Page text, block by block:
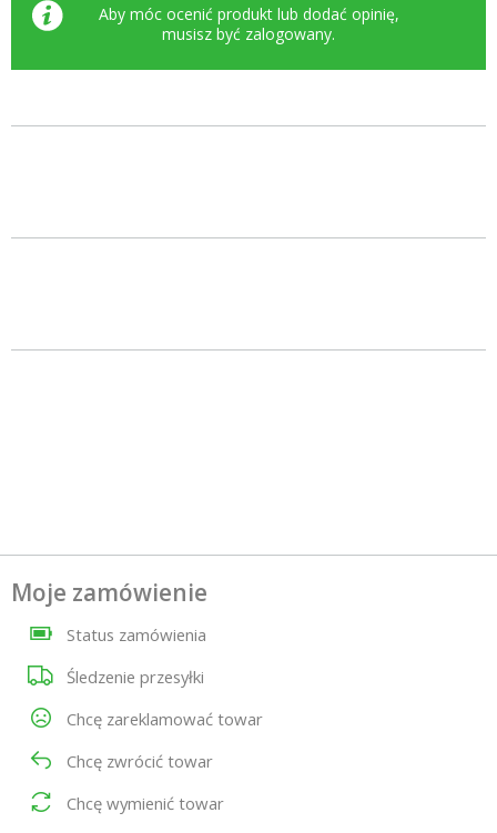
Aby móc ocenić produkt lub dodać opinię,
musisz być zalogowany.
Moje zamówienie
Status zamówienia
Śledzenie przesyłki
Chcę zareklamować towar
Chcę zwrócić towar
Chcę wymienić towar